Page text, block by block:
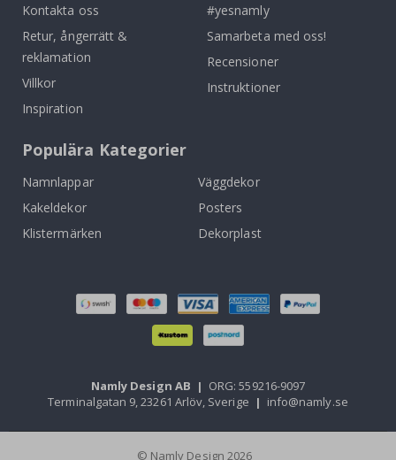
Kontakta oss
Retur, ångerrätt &
reklamation
Villkor
Inspiration
#yesnamly
Samarbeta med oss!
Recensioner
Instruktioner
Populära Kategorier
Namnlappar
Väggdekor
Kakeldekor
Posters
Klistermärken
Dekorplast
Namly Design AB | ORG: 559216-9097
Terminalgatan 9, 23261 Arlöv, Sverige | info@namly.se
© Namly Design 2026